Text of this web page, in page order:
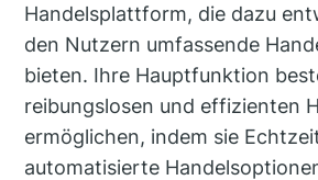
Handelsplattform, die dazu
den Nutzern umfassende
bieten. Ihre Hauptfunktion
reibungslosen und effizienten
ermöglichen, indem sie
automatisierte